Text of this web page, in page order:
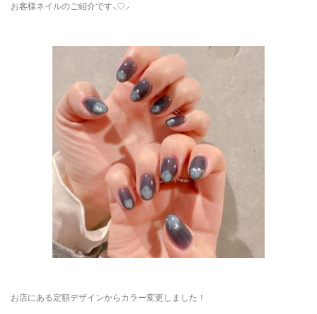
お客様ネイルのご紹介です‪⸜♡⸝‍‬
お店にある定額デザインからカラー変更しました！